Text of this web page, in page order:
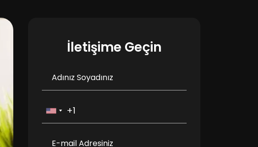
İletişime Geçin